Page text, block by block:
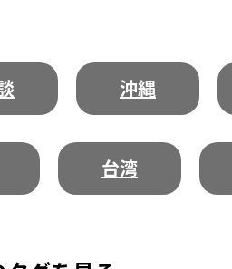
沖縄
台湾